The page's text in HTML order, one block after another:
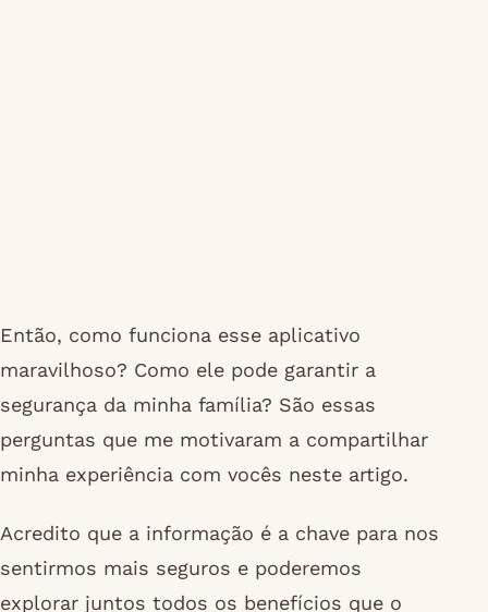
Então, como funciona esse aplicativo
maravilhoso? Como ele pode garantir a
segurança da minha família? São essas
perguntas que me motivaram a compartilhar
minha experiência com vocês neste artigo.
Acredito que a informação é a chave para nos
sentirmos mais seguros e poderemos
explorar juntos todos os benefícios que o